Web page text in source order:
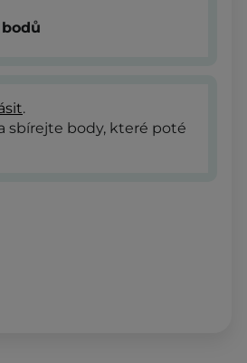
bodů
.
sbírejte body, které poté